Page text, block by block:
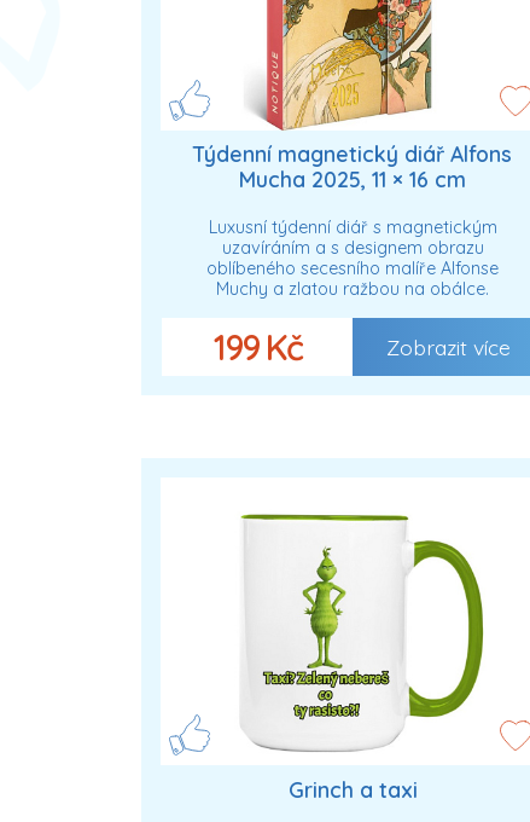
Týdenní magnetický diář Alfons
Mucha 2025, 11 × 16 cm
Luxusní týdenní diář s magnetickým
uzavíráním a s designem obrazu
oblíbeného secesního malíře Alfonse
Muchy a zlatou ražbou na obálce.
199 Kč Zobrazit více
Grinch a taxi